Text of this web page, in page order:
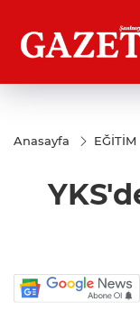
Anasayfa EĞİTİM